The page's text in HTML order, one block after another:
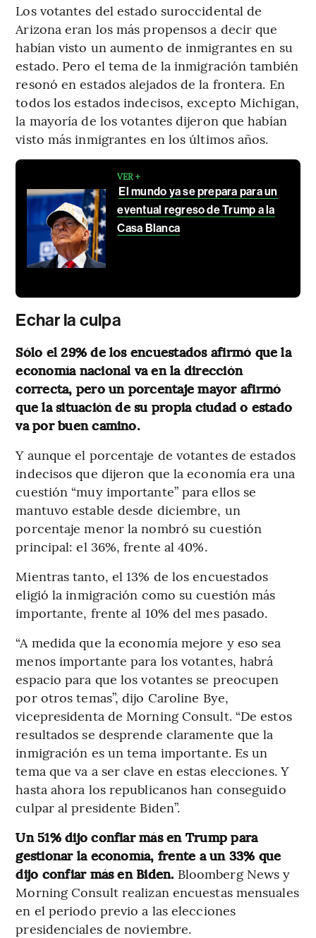
Los votantes del estado suroccidental de
Arizona eran los más propensos a decir que
habían visto un aumento de inmigrantes en su
estado. Pero el tema de la inmigración también
resonó en estados alejados de la frontera. En
todos los estados indecisos, excepto Michigan,
la mayoría de los votantes dijeron que habían
visto más inmigrantes en los últimos años.
VER +
El mundo ya se prepara para un
eventual regreso de Trump a la
Casa Blanca
Echar la culpa
Sólo el 29% de los encuestados afirmó que la
economía nacional va en la dirección
correcta, pero un porcentaje mayor afirmó
que la situación de su propia ciudad o estado
va por buen camino.
Y aunque el porcentaje de votantes de estados
indecisos que dijeron que la economía era una
cuestión “muy importante” para ellos se
mantuvo estable desde diciembre, un
porcentaje menor la nombró su cuestión
principal: el 36%, frente al 40%.
Mientras tanto, el 13% de los encuestados
eligió la inmigración como su cuestión más
importante, frente al 10% del mes pasado.
“A medida que la economía mejore y eso sea
menos importante para los votantes, habrá
espacio para que los votantes se preocupen
por otros temas”, dijo Caroline Bye,
vicepresidenta de Morning Consult. “De estos
resultados se desprende claramente que la
inmigración es un tema importante. Es un
tema que va a ser clave en estas elecciones. Y
hasta ahora los republicanos han conseguido
culpar al presidente Biden”.
Un 51% dijo confiar más en Trump para
gestionar la economía, frente a un 33% que
dijo confiar más en Biden. Bloomberg News y
Morning Consult realizan encuestas mensuales
en el periodo previo a las elecciones
presidenciales de noviembre.